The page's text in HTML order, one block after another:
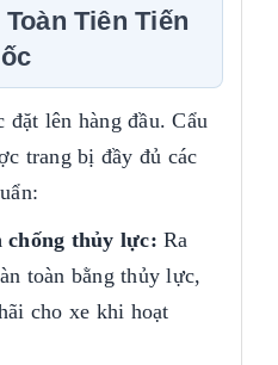
Tiên Tiến
lên hàng đầu. Cẩu
trang bị đầy đủ các
chống thủy lực: Ra
toàn bằng thủy lực,
cho xe khi hoạt